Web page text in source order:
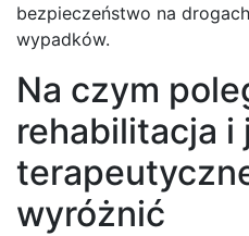
bezpieczeństwo na
wypadków.
Na czym
rehabilitacja i
wyróżnić